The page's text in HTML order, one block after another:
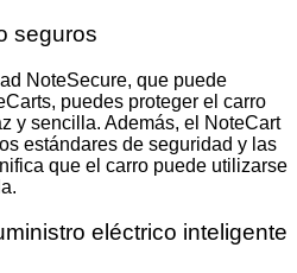
seguros
NoteSecure, que puede
puedes proteger el carro
y sencilla. Además, el NoteCart
estándares de seguridad y las
que el carro puede utilizarse
eléctrico inteligente